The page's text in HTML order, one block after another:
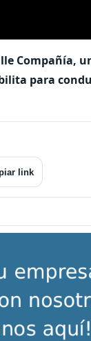
Compañía,
para
link